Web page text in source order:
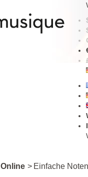
Online > Einfache